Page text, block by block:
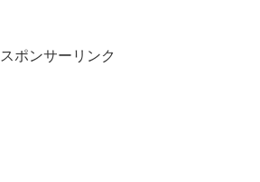
スポンサーリンク